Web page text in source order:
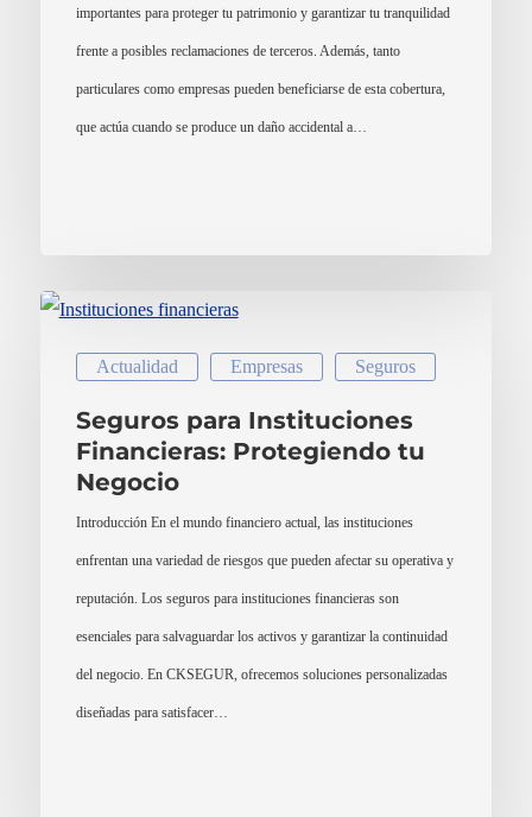
importantes para proteger tu patrimonio y garantizar tu tranquilidad
frente a posibles reclamaciones de terceros. Además, tanto
particulares como empresas pueden beneficiarse de esta cobertura,
que actúa cuando se produce un daño accidental a…
Actualidad Empresas Seguros
Seguros para Instituciones
Financieras: Protegiendo tu
Negocio
Introducción En el mundo financiero actual, las instituciones
enfrentan una variedad de riesgos que pueden afectar su operativa y
reputación. Los seguros para instituciones financieras son
esenciales para salvaguardar los activos y garantizar la continuidad
del negocio. En CKSEGUR, ofrecemos soluciones personalizadas
diseñadas para satisfacer…